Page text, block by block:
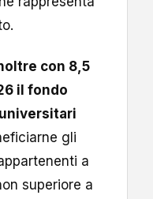
con 8,5
il fondo
gli
a
superiore a